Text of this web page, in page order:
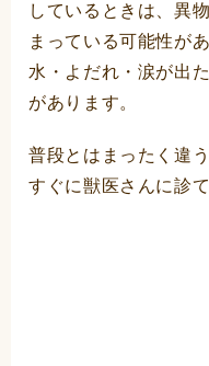
しているときは、異
まっている可能性が
水・よだれ・涙が出
があります。
普段とはまったく違
すぐに獣医さんに診